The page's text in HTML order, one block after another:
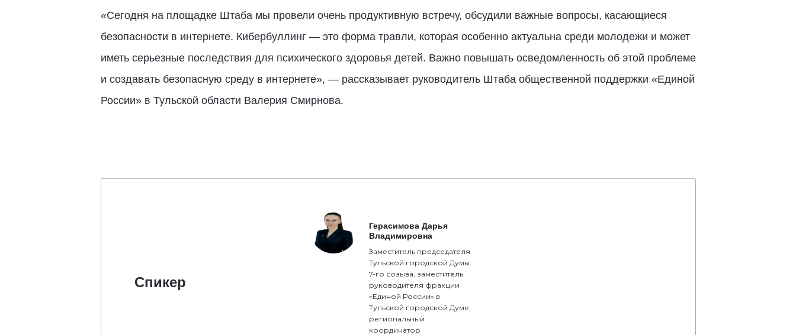
«Сегодня на площадке Штаба мы провели очень продуктивную встречу, обсудили важные вопросы, касающиеся
безопасности в интернете. Кибербуллинг — это форма травли, которая особенно актуальна среди молодежи и может
иметь серьезные последствия для психического здоровья детей. Важно повышать осведомленность об этой проблеме
и создавать безопасную среду в интернете», — рассказывает руководитель Штаба общественной поддержки «Единой
России» в Тульской области Валерия Смирнова.
Спикер
Герасимова Дарья
Владимировна
Заместитель председателя
Тульской городской Думы
7-го созыва, заместитель
руководителя фракции
«Единой России» в
Тульской городской Думе,
региональный
координатор